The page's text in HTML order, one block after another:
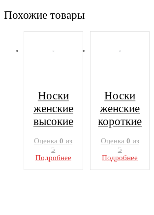
Похожие товары
Носки
женские
высокие
Оценка0 из
5
Подробнее
Носки
женские
короткие
Оценка 0 из
5
Подробнее